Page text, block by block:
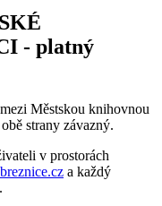
- platný
Městskou knihovnou
strany závazný.
v prostorách
a každý